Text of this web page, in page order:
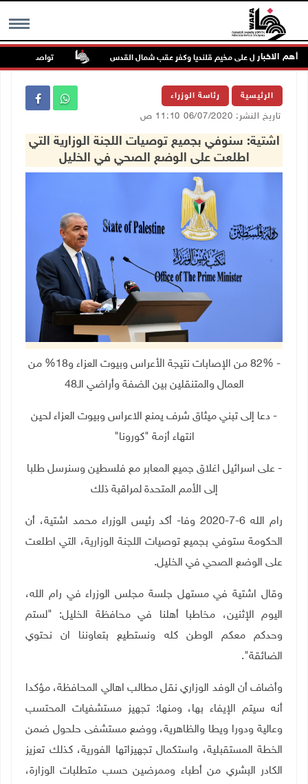
MENU أهم الاخبار تواصل انتهاكات
الرئيسية رئاسة الوزراء
تاريخ النشر: 06/07/2020 11:10 ص
اشتية: سنوفي بجميع توصيات اللجنة الوزارية التي
اطلعت على الوضع الصحي في الخليل
- 82%
من الإصابات نتيجة الأعراس وبيوت العزاء و18% من
العمال والمتنقلين بين الضفة وأراضي الـ48
- دعا إلى تبني ميثاق شرف يمنع الاعراس وبيوت العزاء لحين
انتهاء أزمة "كورونا"
- على اسرائيل اغلاق جميع المعابر مع فلسطين وسنرسل طلبا
إلى الأمم المتحدة لمراقبة ذلك
رام الله 6-7-2020 وفا- أكد رئيس الوزراء محمد اشتية، أن
الحكومة ستوفي بجميع توصيات اللجنة الوزارية، التي اطلعت
على الوضع الصحي في الخليل.
وقال اشتية في مستهل جلسة مجلس الوزراء في رام الله،
اليوم الإثنين، مخاطبا أهلنا في محافظة الخليل: "لستم
وحدكم معكم الوطن كله ونستطيع بتعاوننا ان نحتوي
الضائقة".
وأضاف أن الوفد الوزاري نقل مطالب اهالي المحافظة، مؤكدا
أنه سيتم الإيفاء بها، ومنها: تجهيز مستشفيات المحتسب
وعالية ودورا ويطا والظاهرية، ووضع مستشفى حلحول ضمن
الخطة المستقبلية، واستكمال تجهيزاتها الفورية، كذلك تعزيز
الكادر البشري من أطباء وممرضين حسب متطلبات الوزارة،